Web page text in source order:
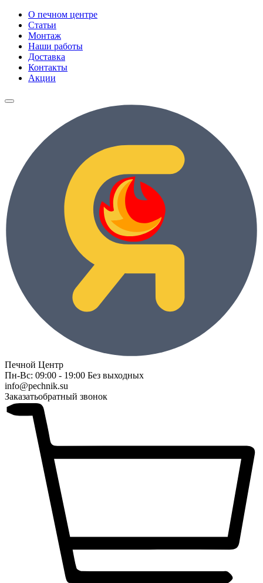
О печном центре
Статьи
Монтаж
Наши работы
Доставка
Контакты
Акции
Печной Центр
Пн-Вс: 09:00 - 19:00 Без выходных
info@pechnik.su
Заказатьобратный звонок